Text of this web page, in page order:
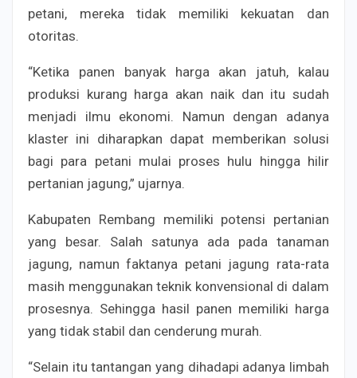
petani, mereka tidak memiliki kekuatan dan
otoritas.
“Ketika panen banyak harga akan jatuh, kalau
produksi kurang harga akan naik dan itu sudah
menjadi ilmu ekonomi. Namun dengan adanya
klaster ini diharapkan dapat memberikan solusi
bagi para petani mulai proses hulu hingga hilir
pertanian jagung,” ujarnya.
Kabupaten Rembang memiliki potensi pertanian
yang besar. Salah satunya ada pada tanaman
jagung, namun faktanya petani jagung rata-rata
masih menggunakan teknik konvensional di dalam
prosesnya. Sehingga hasil panen memiliki harga
yang tidak stabil dan cenderung murah.
“Selain itu tantangan yang dihadapi adanya limbah